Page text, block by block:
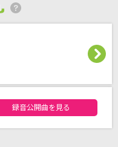
ップバージョン)
ージョン)
録音公開曲を見る